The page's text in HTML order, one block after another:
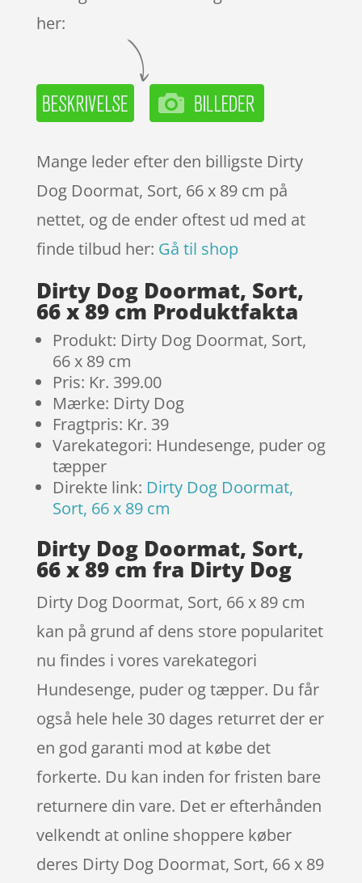
her:
Mange leder efter den billigste Dirty
Dog Doormat, Sort, 66 x 89 cm på
nettet, og de ender oftest ud med at
finde tilbud her: Gå til shop
Dirty Dog Doormat, Sort,
66 x 89 cm Produktfakta
Produkt: Dirty Dog Doormat, Sort,
66 x 89 cm
Pris: Kr. 399.00
Mærke: Dirty Dog
Fragtpris: Kr. 39
Varekategori: Hundesenge, puder og
tæpper
Direkte link: Dirty Dog Doormat,
Sort, 66 x 89 cm
Dirty Dog Doormat, Sort,
66 x 89 cm fra Dirty Dog
Dirty Dog Doormat, Sort, 66 x 89 cm
kan på grund af dens store popularitet
nu findes i vores varekategori
Hundesenge, puder og tæpper. Du får
også hele hele 30 dages returret der er
en god garanti mod at købe det
forkerte. Du kan inden for fristen bare
returnere din vare. Det er efterhånden
velkendt at online shoppere køber
deres Dirty Dog Doormat, Sort, 66 x 89